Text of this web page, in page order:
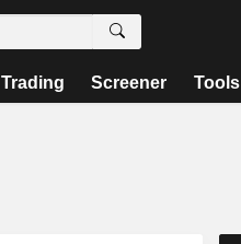
Trading Screener Tools